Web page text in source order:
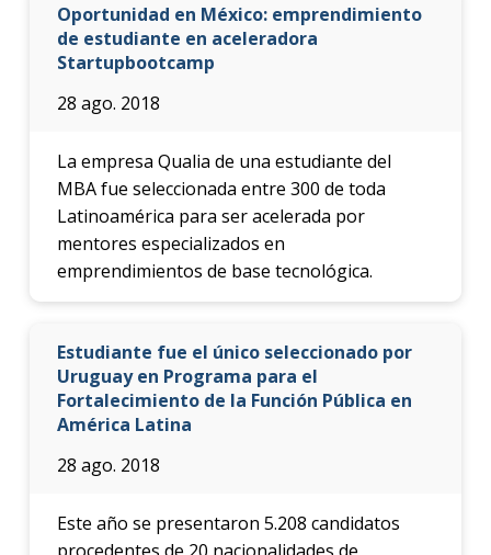
Oportunidad en México: emprendimiento
de estudiante en aceleradora
Startupbootcamp
28 ago. 2018
La empresa Qualia de una estudiante del
MBA fue seleccionada entre 300 de toda
Latinoamérica para ser acelerada por
mentores especializados en
emprendimientos de base tecnológica.
Estudiante fue el único seleccionado por
Uruguay en Programa para el
Fortalecimiento de la Función Pública en
América Latina
28 ago. 2018
Este año se presentaron 5.208 candidatos